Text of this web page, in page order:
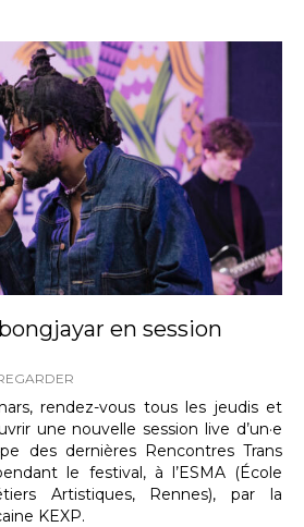
en session
rendez-vous tous les jeudis et
une nouvelle session live d’un·e
des dernières Rencontres Trans
le festival, à l’ESMA (École
Artistiques, Rennes), par la
KEXP.